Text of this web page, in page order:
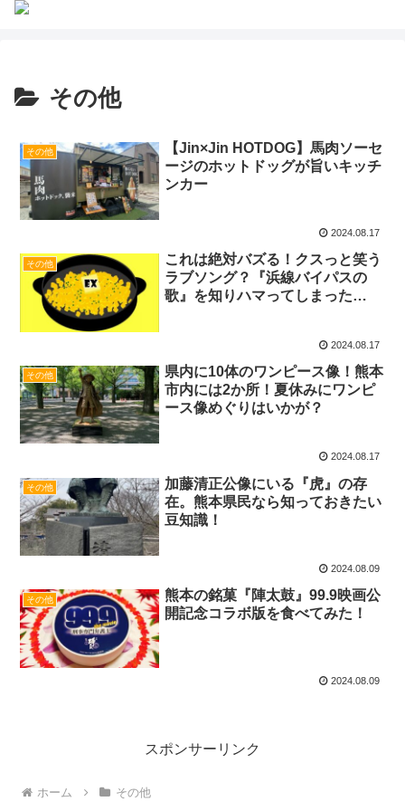
その他
その他
【Jin×Jin HOTDOG】馬肉ソーセ
ージのホットドッグが旨いキッチ
ンカー
2024.08.17
その他
これは絶対バズる！クスっと笑う
ラブソング？『浜線バイパスの
歌』を知りハマってしまった…
2024.08.17
その他
県内に10体のワンピース像！熊本
市内には2か所！夏休みにワンピ
ース像めぐりはいかが？
2024.08.17
その他
加藤清正公像にいる『虎』の存
在。熊本県民なら知っておきたい
豆知識！
2024.08.09
その他
熊本の銘菓『陣太鼓』99.9映画公
開記念コラボ版を食べてみた！
2024.08.09
スポンサーリンク
ホーム その他